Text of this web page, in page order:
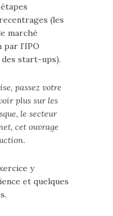
(les
marché
l’IPO
des start-ups).
passez votre
plus sur les
le secteur
cet ouvrage
y
et quelques